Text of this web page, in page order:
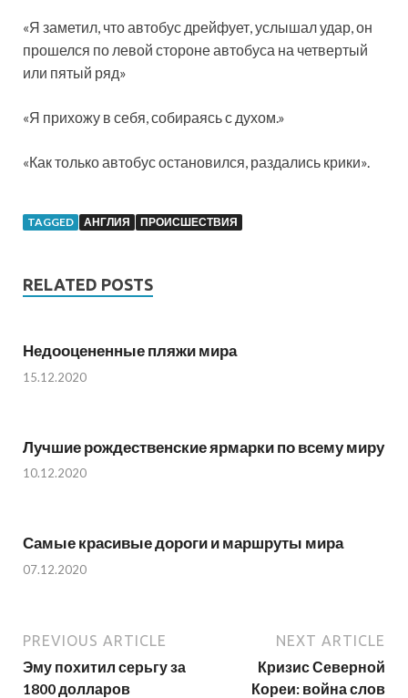
«Я заметил, что автобус дрейфует, услышал удар, он
прошелся по левой стороне автобуса на четвертый
или пятый ряд»
«Я прихожу в себя, собираясь с духом.»
«Как только автобус остановился, раздались крики».
TAGGED АНГЛИЯ ПРОИСШЕСТВИЯ
RELATED POSTS
Недооцененные пляжи мира
15.12.2020
Лучшие рождественские ярмарки по всему миру
10.12.2020
Самые красивые дороги и маршруты мира
07.12.2020
PREVIOUS ARTICLE
Эму похитил серьгу за
1800 долларов
NEXT ARTICLE
Кризис Северной
Кореи: война слов